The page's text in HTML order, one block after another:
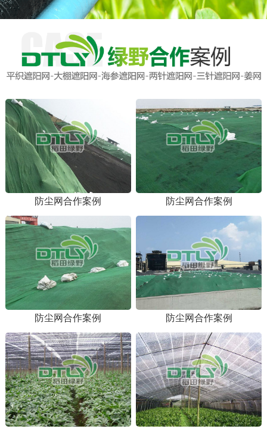
防尘网合作案例 防尘网合作案例
防尘网合作案例 防尘网合作案例